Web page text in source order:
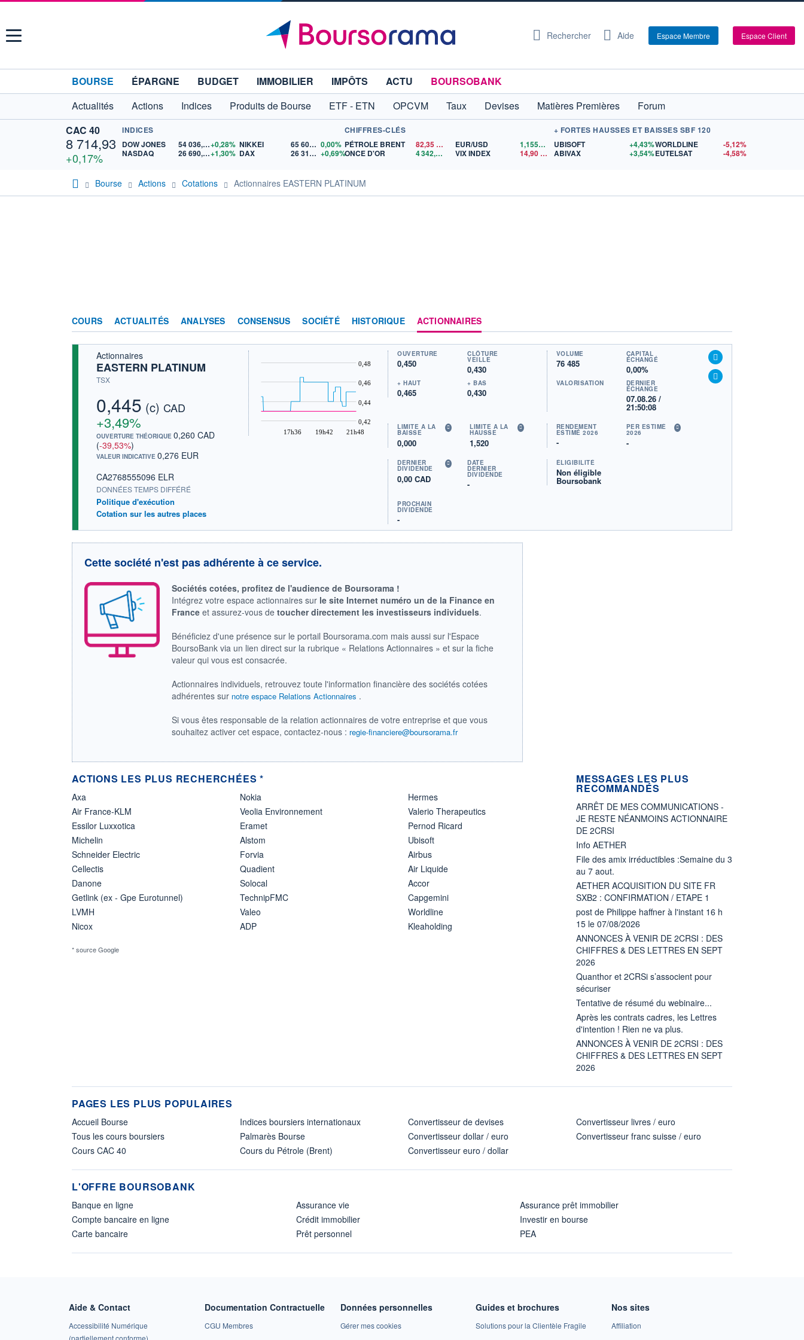
Menu Rechercher Aide Espace Membre Espace Client
BOURSE ÉPARGNE BUDGET IMMOBILIER IMPÔTS ACTU
BOURSOBANK
Actualités
Actions Indices Produits de Bourse ETF - ETN OPCVM Taux Devises Matières Premières
Forum
CAC 40
8 714,93
+0,17%
INDICES
DOW JONES
54 036,93+0,28%
NASDAQ
26 690,62+1,30%
NIKKEI 65 606,71 0,00%
DAX
26 319,45 +0,69%
CHIFFRES-CLÉS
PÉTROLE BRENT
82,35$US
ONCE D'OR
4 342,26 $US
EUR/USD 1,1559$US
VIX INDEX
14,90
+ FORTES HAUSSES ET BAISSES SBF 120
UBISOFT
+4,43%
ABIVAX
+3,54%
WORLDLINE
-5,12%
EUTELSAT
-4,58%
Bourse Actions Cotations Actionnaires EASTERN PLATINUM
COURS ACTUALITÉS ANALYSES CONSENSUS SOCIÉTÉ HISTORIQUE ACTIONNAIRES
Actionnaires
EASTERN PLATINUM
TSX
0,445 (c) CAD
+3,49%
OUVERTURE THÉORIQUE 0,260 CAD
(-39,53%)
VALEUR INDICATIVE 0,276 EUR
CA2768555096 ELR
DONNÉES TEMPS DIFFÉRÉ
Politique d'exécution
Cotation sur les autres places
17h36 19h42 21h48
0,42
0,44
0,46
0,48
OUVERTURE
0,450
CLÔTURE
VEILLE
0,430
+ HAUT
0,465
+ BAS
0,430
VOLUME
76 485
CAPITAL
ÉCHANGÉ
0,00%
VALORISATION DERNIER
ÉCHANGE
07.08.26 /
21:50:08
LIMITE À LA
BAISSE
0,000
LIMITE À LA
HAUSSE
1,520
RENDEMENT
ESTIMÉ 2026
-
PER ESTIMÉ
2026
-
DERNIER
DIVIDENDE
0,00 CAD
DATE
DERNIER
DIVIDENDE
-
PROCHAIN
DIVIDENDE
-
ÉLIGIBILITÉ
Non éligible
Boursobank
Cette société n'est pas adhérente à ce service.
Sociétés cotées, profitez de l'audience de Boursorama !
Intégrez votre espace actionnaires sur le site Internet numéro un de la Finance en
France et assurez-vous detoucher directement les investisseurs individuels.
Bénéficiez d'une présence sur le portail Boursorama.com mais aussi sur l'Espace
BoursoBank via un lien direct sur la rubrique « Relations Actionnaires » et sur la fiche
valeur qui vous est consacrée.
Actionnaires individuels, retrouvez toute l'information financière des sociétés cotées
adhérentes sur notre espace Relations Actionnaires .
Si vous êtes responsable de la relation actionnaires de votre entreprise et que vous
souhaitez activer cet espace, contactez-nous : regie-financiere@boursorama.fr
ACTIONS LES PLUS RECHERCHÉES *
Axa
Air France-KLM
Essilor Luxxotica
Michelin
Schneider Electric
Cellectis
Danone
Getlink (ex - Gpe Eurotunnel)
LVMH
Nicox
Nokia
Veolia Environnement
Eramet
Alstom
Forvia
Quadient
Solocal
TechnipFMC
Valeo
ADP
Hermes
Valerio Therapeutics
Pernod Ricard
Ubisoft
Airbus
Air Liquide
Accor
Capgemini
Worldline
Kleaholding
* source Google
MESSAGES LES PLUS
RECOMMANDÉS
ARRÊT DE MES COMMUNICATIONS -
JE RESTE NÉANMOINS ACTIONNAIRE
DE 2CRSI
Info AETHER
File des amix irréductibles :Semaine du 3
au 7 aout.
AETHER ACQUISITION DU SITE FR
SXB2 : CONFIRMATION / ETAPE 1
post de Philippe haffner à l'instant 16 h
15 le 07/08/2026
ANNONCES À VENIR DE 2CRSI : DES
CHIFFRES & DES LETTRES EN SEPT
2026
Quanthor et 2CRSi s’associent pour
sécuriser
Tentative de résumé du webinaire...
Après les contrats cadres, les Lettres
d'intention ! Rien ne va plus.
ANNONCES À VENIR DE 2CRSI : DES
CHIFFRES & DES LETTRES EN SEPT
2026
PAGES LES PLUS POPULAIRES
Accueil Bourse
Tous les cours boursiers
Cours CAC 40
Indices boursiers internationaux
Palmarès Bourse
Cours du Pétrole (Brent)
Convertisseur de devises
Convertisseur dollar / euro
Convertisseur euro / dollar
Convertisseur livres / euro
Convertisseur franc suisse / euro
L'OFFRE BOURSOBANK
Banque en ligne
Compte bancaire en ligne
Carte bancaire
Assurance vie
Crédit immobilier
Prêt personnel
Assurance prêt immobilier
Investir en bourse
PEA
Aide & Contact
Accessibilité Numérique
(partiellement conforme)
Documentation Contractuelle
CGU Membres
Données personnelles
Gérer mes cookies
Guides et brochures
Solutions pour la Clientèle Fragile
Nos sites
Affiliation